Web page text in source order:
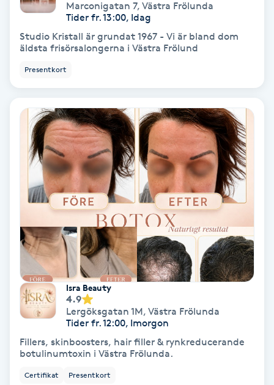
Eyeliner-tatuering
Face framing
Faceliftmassage
Fet hårbotten
Fettreducering
Fillers
Fotmassage
Fotvård
Marconigatan 7, Västra Frölunda
Tider fr. 13:00, Idag
Studio Kristall är grundat 1967 - Vi är bland dom
äldsta frisörsalongerna i Västra Frölund
Presentkort
Isra Beauty
4.9
Lergöksgatan 1M, Västra Frölunda
Tider fr. 12:00, Imorgon
Fillers, skinboosters, hair filler & rynkreducerande
botulinumtoxin i Västra Frölunda.
Certifikat Presentkort